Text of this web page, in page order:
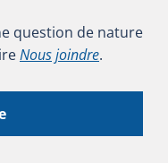
question de nature
Nous joindre.